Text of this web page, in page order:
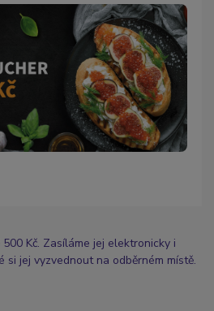
Kč. Zasíláme jej elektronicky i
si jej vyzvednout na odběrném místě.